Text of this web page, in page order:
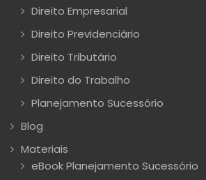
Direito Empresarial
Direito Previdenciário
Direito Tributário
Direito do Trabalho
Planejamento Sucessório
Blog
Materiais
eBook Planejamento Sucessório